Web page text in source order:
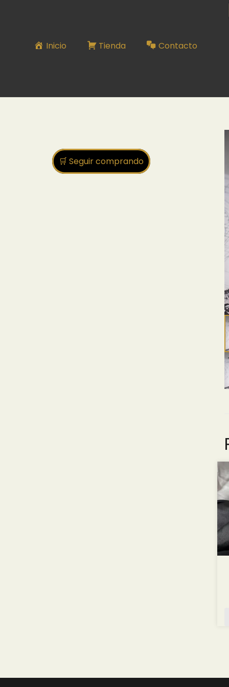
Inicio Tienda Contacto
🛒 Seguir comprando